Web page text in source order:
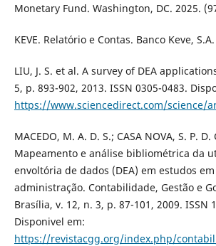
Monetary Fund. Washington, DC. 2025.
KEVE. Relatório e Contas. Banco Keve,
LIU, J. S. et al. A survey of DEA
5, p. 893-902, 2013. ISSN 0305-0483.
https://www.sciencedirect.com/science/
MACEDO, M. A. D. S.; CASA NOVA, S. P. D.
Mapeamento e análise bibliométrica da
envoltória de dados (DEA) em estudos
administração. Contabilidade, Gestão e
Brasília, v. 12, n. 3, p. 87-101, 2009. ISSN
Disponivel em:
https://revistacgg.org/index.php/